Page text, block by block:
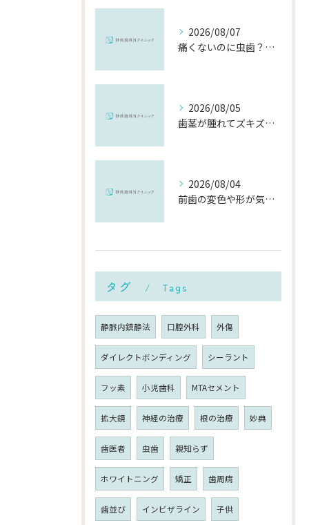
2026/08/07
痛くないのに虫歯？「痛みのない虫歯」が進行する理由と発見方法
2026/08/05
歯茎が腫れてズキズキ痛む時の応急処置と、早めに受診すべき理由
2026/08/04
前歯の変色や形が気になる…削らずにきれいに整える「ダイレクトボンディング」とは？
タグ Tags
静脈内鎮静法 口腔外科 外傷
ダイレクトボンディング シーラント
フッ素 小児歯科 MTAセメント
拡大鏡 神経の治療 根の治療 妙典
歯医者 虫歯 親知らず
ホワイトニング 矯正 歯周病
歯並び インビザライン 子供